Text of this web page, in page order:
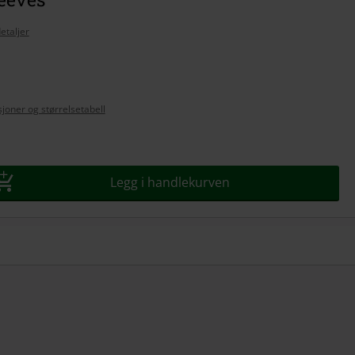
og størrelsetabell
Legg i handlekurven